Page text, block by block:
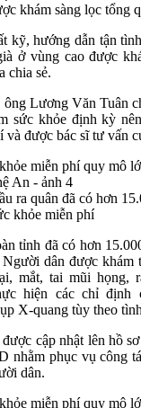
khám sàng lọc tổng
kỹ, hướng dẫn tận
ở vùng cao được
chia sẻ.
Lương Văn Tuân
sức khỏe định kỳ
và được bác sĩ tư vấn
ra quân đã có hơn
khỏe miễn phí
tỉnh đã có hơn
dân được khám
mắt, tai mũi họng,
hiện các chỉ định
X-quang tùy theo
cập nhật lên hồ
nhằm phục vụ công
dân.